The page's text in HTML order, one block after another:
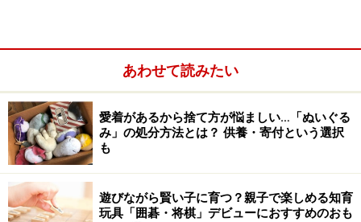
商品名：ダンシング・サンド スターターキット 2.5kg入
り
価格：4,104円
販売：ボーネルンド
ご購入はコチラ
※記事内容は執筆時点のものです。最新の内容をご確認くださ
い。
あわせて読みたい
愛着があるから捨て方が悩ましい…「ぬいぐる
み」の処分方法とは？ 供養・寄付という選択
も
遊びながら賢い子に育つ？親子で楽しめる知育
玩具「囲碁・将棋」デビューにおすすめのおも